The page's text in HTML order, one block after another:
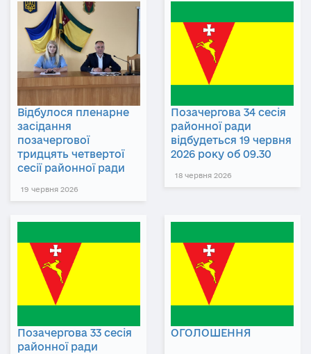
Відбулося пленарне
засідання
позачергової
тридцять четвертої
сесії районної ради
19 червня 2026
Позачергова 34 сесія
районної ради
відбудеться 19 червня
2026 року об 09.30
18 червня 2026
Позачергова 33 сесія
районної ради
ОГОЛОШЕННЯ